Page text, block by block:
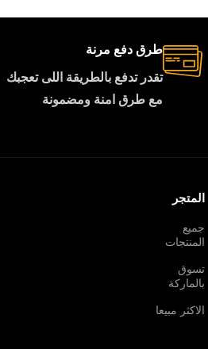
طرق دفع مرنة
تقدر تدفع بالطريقة اللى تعجبك
مع طرق امنة ومضمونة
المتجر
جميع
المنتجات
تسوق
بالماركة
الاكثر مبيعا